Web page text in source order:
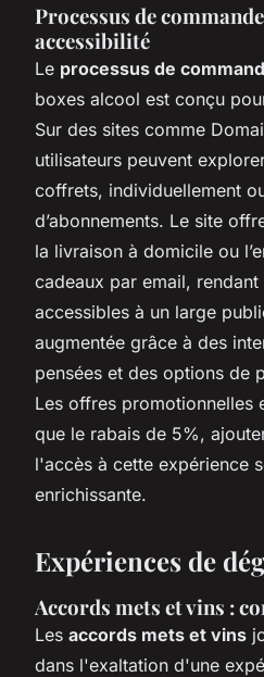
Processus de
accessibilité
Le processus de
boxes alcool est conçu
Sur des sites comme
utilisateurs peuvent
coffrets, individuellement
d’abonnements. Le site
la livraison à domicile ou
cadeaux par email,
accessibles à un large
augmentée grâce à des
pensées et des options de
Les offres promotionnelles
que le rabais de 5%,
l'accès à cette expérience
enrichissante.
Expériences de
Accords mets et vins :
Les accords mets et vins
dans l'exaltation d'une